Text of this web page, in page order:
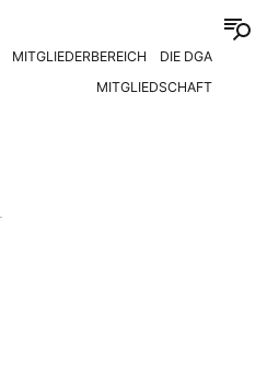
MITGLIEDERBEREICH
DIE DGA
MITGLIEDSCHAFT